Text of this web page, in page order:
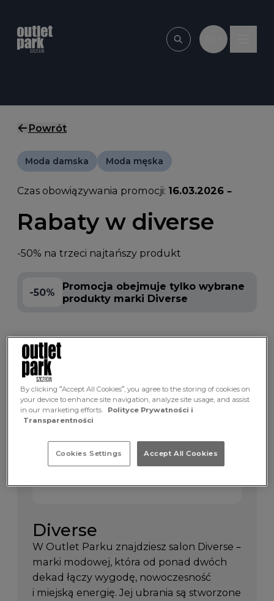
Wpisz, czego
Powrót
Moda damska Moda męska
Czas obowiązywania promocji: 16.03.2026 –
Rabaty w diverse
-50% na trzeci najtańszy produkt
-50%
Promocja obejmuje tylko wybrane
produkty marki Diverse
Promocja dotyczy
Diverse
W Outlet Parku znajdziesz salon Diverse –
marki modowej, która od ponad dwóch
dekad łączy wygodę, nowoczesność
i miejską energię. Jej ubrania są stworzone
By clicking “Accept All Cookies”, you agree to the storing of cookies on
your device to enhance site navigation, analyze site usage, and assist
in our marketing efforts.
Polityce Prywatności i
Transparentności
Cookies Settings Accept All Cookies